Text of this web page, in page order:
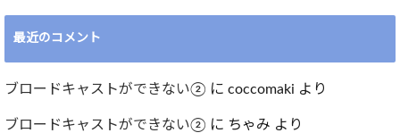
最近のコメント
ブロードキャストができない② に coccomaki より
ブロードキャストができない② に ちゃみ より